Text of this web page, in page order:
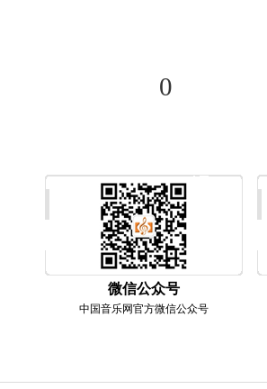
0
微信公众号
中国音乐网官方微信公众号